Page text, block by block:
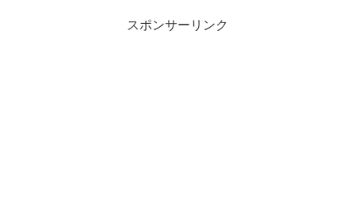
スポンサーリンク